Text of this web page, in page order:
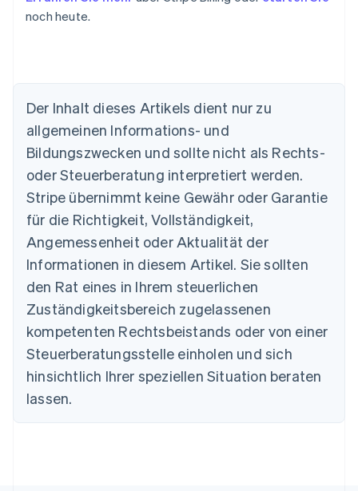
noch heute.
Der Inhalt dieses Artikels dient nur zu
allgemeinen Informations- und
Bildungszwecken und sollte nicht als Rechts-
oder Steuerberatung interpretiert werden.
Stripe übernimmt keine Gewähr oder Garantie
für die Richtigkeit, Vollständigkeit,
Angemessenheit oder Aktualität der
Informationen in diesem Artikel. Sie sollten
den Rat eines in Ihrem steuerlichen
Zuständigkeitsbereich zugelassenen
kompetenten Rechtsbeistands oder von einer
Steuerberatungsstelle einholen und sich
hinsichtlich Ihrer speziellen Situation beraten
lassen.
Australien
English
Belgien
Nederlands Français DeutschEnglish
Brasilien
PortuguêsEnglish
English
Dänemark
English
Deutschland
Deutsch English
Estland
Festlandchina
简体中文English
Finnland
English
Frankreich